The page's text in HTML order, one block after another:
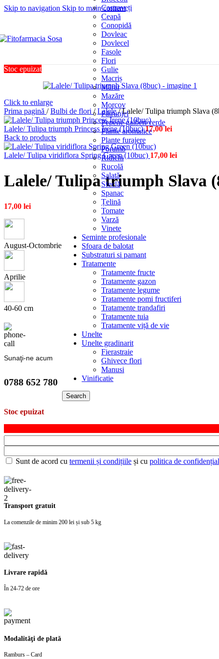
Skip to navigation Skip to main content
Castraveți
Ceapă
Conopidă
Dovleac
Dovlecel
Fasole
Flori
Gulie
Macriș
Mărar
Mazăre
Morcov
Pătrunjel
Pepene galben/verde
Plante aromatice
Plante furajere
Porumb
Ridichi
Rucolă
Salată
Sfeclă
Spanac
Țelină
Tomate
Varză
Vinete
Seminte profesionale
Sfoara de balotat
Substraturi si pamant
Tratamente
Tratamente fructe
Tratamente gazon
Tratamente legume
Tratamente pomi fructiferi
Tratamente trandafiri
Tratamente tuia
Tratamente viță de vie
Unelte
Unelte gradinarit
Fierastraie
Ghivece flori
Manusi
Vinificatie
Search
Stoc epuizat
Click to enlarge
Prima pagină / Bulbi de flori / Lalele/ Lalele/ Tulipa triumph Slava
Lalele/ Tulipa triumph Princess Irene (10buc)17,00lei
Back to products
Lalele/ Tulipa viridiflora Spring Green (10buc) 17,00 lei
Lalele/ Tulipa triumph Slava
17,00 lei
August-Octombrie
Aprilie
40-60 cm
Sunaţi-ne acum
0788 652 780
Stoc epuizat
Sunt de acord cu termenii și condițiile și cu politica de
Transport gratuit
La comenzile de minim 200 lei și sub 5 kg
Livrare rapidă
În 24-72 de ore
Modalităţi de plată
Ramburs – Card